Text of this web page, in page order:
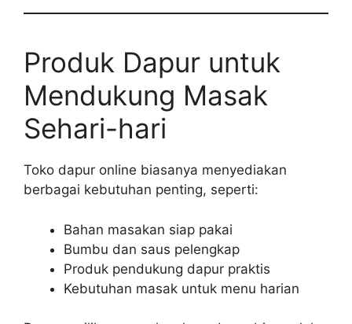
Produk Dapur untuk
Mendukung Masak
Sehari-hari
Toko dapur online biasanya menyediakan
berbagai kebutuhan penting, seperti:
Bahan masakan siap pakai
Bumbu dan saus pelengkap
Produk pendukung dapur praktis
Kebutuhan masak untuk menu harian